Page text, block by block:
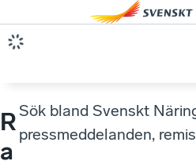
R
a
Sök bland Svenskt
pressmeddelanden,